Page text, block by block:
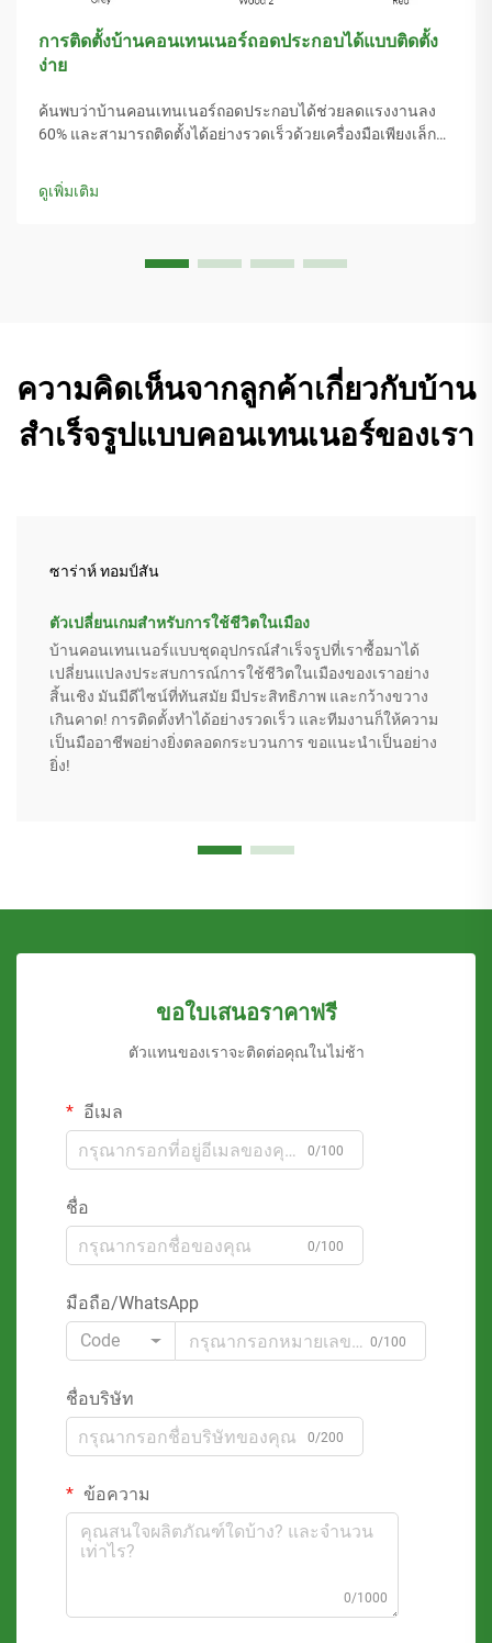
การติดตั้งบ้านคอนเทนเนอร์ถอดประกอบได้แบบติดตั้ง
ง่าย
ค้นพบว่าบ้านคอนเทนเนอร์ถอดประกอบได้ช่วยลดแรงงานลง
60% และสามารถติดตั้งได้อย่างรวดเร็วด้วยเครื่องมือเพียงเล็ก
และที่อยู่อาศัยที่สามารถขยายขนาดได้ เรียนรู้เพิ่มเติม
ดูเพิ่มเติม
ความคิดเห็นจากลูกค้าเกี่ยวกับบ้าน
สำเร็จรูปแบบคอนเทนเนอร์ของเรา
ซาร่าห์ ทอมป์สัน
ตัวเปลี่ยนเกมสำหรับการใช้ชีวิตในเมือง
บ้านคอนเทนเนอร์แบบชุดอุปกรณ์สำเร็จรูปที่เราซื้อมาได้
เปลี่ยนแปลงประสบการณ์การใช้ชีวิตในเมืองของเราอย่าง
สิ้นเชิง มันมีดีไซน์ที่ทันสมัย มีประสิทธิภาพ และกว้างขวาง
เกินคาด! การติดตั้งทำได้อย่างรวดเร็ว และทีมงานก็ให้ความ
เป็นมืออาชีพอย่างยิ่งตลอดกระบวนการ ขอแนะนำเป็นอย่าง
ยิ่ง!
ขอใบเสนอราคาฟรี
ตัวแทนของเราจะติดต่อคุณในไม่ช้า
อีเมล
0/100
ชื่อ
0/100
มือถือ/WhatsApp
Code
0/100
ชื่อบริษัท
0/200
ข้อความ
0/1000